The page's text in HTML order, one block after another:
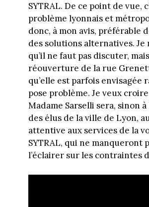
SYTRAL. De ce point de vue,
problème lyonnais et
donc, à mon avis, préférable
des solutions alternatives. Je
qu’il ne faut pas discuter,
réouverture de la rue
qu’elle est parfois envisagée
pose problème. Je veux
Madame Sarselli sera, sinon à
des élus de la ville de Lyon,
attentive aux services de la
SYTRAL, qui ne manqueront
l’éclairer sur les contraintes